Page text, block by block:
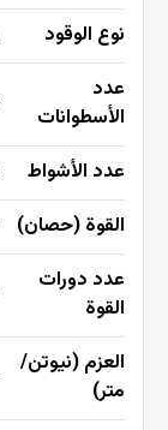
نوع الوقود
عدد
الأسطوانات
عدد الأشواط
القوة (حصان)
عدد دورات
القوة
العزم (نيوتن/
متر)